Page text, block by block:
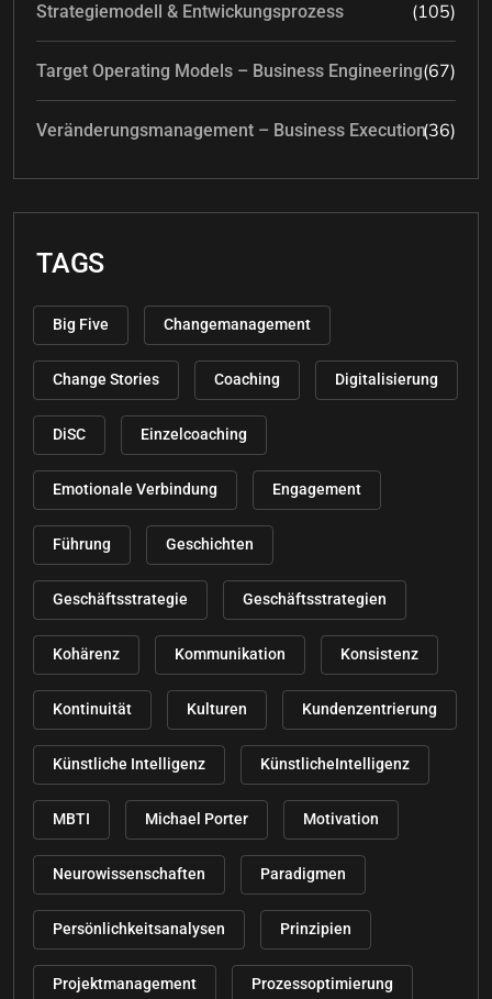
Strategiemodell & Entwickungsprozess (105)
Target Operating Models – Business Engineering(67)
Veränderungsmanagement – Business Execution(36)
TAGS
Big Five Changemanagement
Change Stories Coaching Digitalisierung
DiSC Einzelcoaching
Emotionale Verbindung Engagement
Führung Geschichten
Geschäftsstrategie Geschäftsstrategien
Kohärenz Kommunikation Konsistenz
Kontinuität Kulturen Kundenzentrierung
Künstliche Intelligenz KünstlicheIntelligenz
MBTI Michael Porter Motivation
Neurowissenschaften Paradigmen
Persönlichkeitsanalysen Prinzipien
Projektmanagement Prozessoptimierung